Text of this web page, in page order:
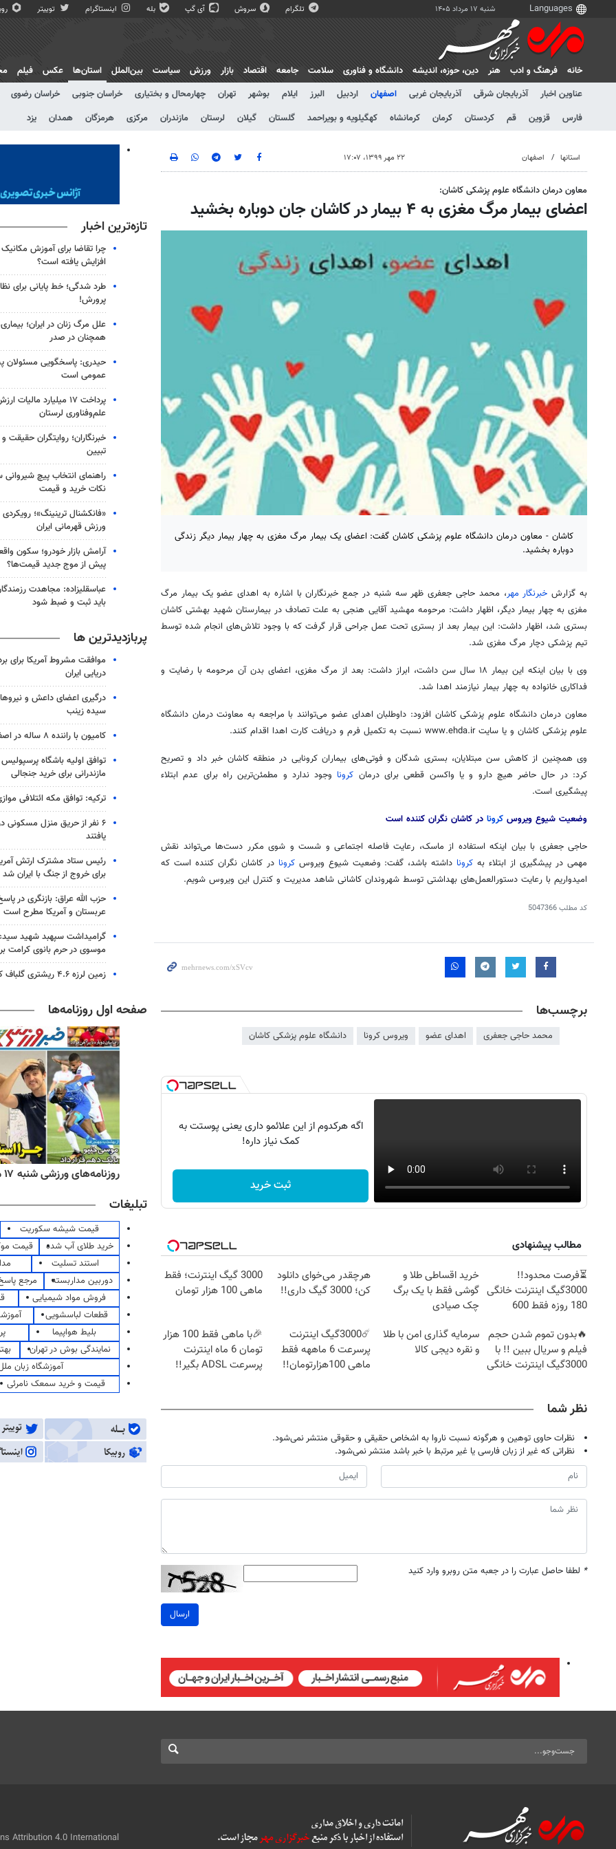
شنبه ۱۷ مرداد ۱۴۰۵ تلگرام سروش آی گپ بله اینستاگرام توییتر
خانه فرهنگ و ادب هنر دين، حوزه، انديشه دانشگاه و فناوری سلامت جامعه اقتصاد بازار ورزش سیاست بین‌الملل
استان‌ها
عناوین اخبار
آذربایجان شرقی آذربایجان غربی اصفهان اردبیل البرز ایلام بوشهر تهران چهارمحال و بختیاری خراسان جنوبی خراسان رضوی
فارس
قزوین قم کردستان کرمان کرمانشاه کهگیلویه و بویراحمد گلستان گیلان لرستان مازندران مرکزی هرمزگان همدان یزد
عکس فیلم
استانها اصفهان ۲۲ مهر ۱۳۹۹، ۱۷:۰۷
معاون درمان دانشگاه علوم پزشکی کاشان:
اعضای بیمار مرگ مغزی به ۴ بیمار در کاشان جان دوباره بخشید
کاشان - معاون درمان دانشگاه علوم پزشکی کاشان گفت: اعضای یک بیمار مرگ مغزی به چهار بیمار دیگر زندگی
دوباره بخشید.
به گزارشخبرنگار مهر، محمد حاجی جعفری ظهر سه شنبه در جمع خبرنگاران با اشاره به اهدای عضو یک بیمار مرگ
مغزی به چهار بیمار دیگر، اظهار داشت: مرحومه مهشید آقایی هنجیبه علت تصادف در بیمارستان شهید بهشتی کاشان
بستری شد، اظهار داشت: این بیمار بعد از بستری تحت عمل جراحی قرار گرفت که با وجود تلاش‌های انجام شده توسط
تیم پزشکی دچار مرگ مغزی شد.
وی با بیان اینکه این بیمار ۱۸ سال سن داشت، ابراز داشت: بعد از مرگ مغزی، اعضای بدن آن مرحومه با رضایت و
فداکاری خانواده به چهار بیمار نیازمند اهدا شد.
معاون درمان دانشگاه علوم پزشکی کاشان افزود: داوطلبان اهدای عضو می‌توانند با مراجعه به معاونت درمان دانشگاه
علوم پزشکی کاشان و یا سایت www.ehda.ir نسبت به تکمیل فرم و دریافت کارت اهدا اقدام کنند.
وی همچنین از کاهش سن مبتلایان، بستری شدگان و فوتی‌های بیماران کرونایی در منطقه کاشان خبر داد و تصریح
کرد: در حال حاضر هیچ دارو و یا واکسن قطعی برای درمان کرونا وجود ندارد و مطمئن‌ترین راه برای عدم ابتلاء
پیشگیری است.
وضعیت شیوع ویروس کرونا در کاشان نگران کننده است
حاجی جعفری با بیان اینکه استفاده از ماسک، رعایت فاصله اجتماعی و شست و شوی مکرر دست‌ها می‌تواند نقش
مهمی در پیشگیری از ابتلاء بهکرونا داشته باشد، گفت: وضعیت شیوع ویروسکرونا در کاشان نگران کننده است که
امیدواریم با رعایت دستورالعمل‌های بهداشتی توسط شهروندان کاشانی شاهد مدیریت و کنترل این ویروس شویم.
کد مطلب5047366
برچسب‌ها
محمد حاجی جعفری اهدای عضو ویروس کرونا دانشگاه علوم پزشکی کاشان
اگه هرکدوم از این علائمو داری یعنی پوستت به
کمک نیاز داره!
ثبت خرید
مطالب پیشنهادی
⏳فرصت محدود!!
3000گیگ اینترنت خانگی
180 روزه فقط 600
خرید اقساطی طلا و
گوشی فقط با یک برگ
چک صیادی
هرچقدر می‌خوای دانلود
کن؛ 3000 گیگ داری!!
3000 گیگ اینترنت؛ فقط
ماهی 100 هزار تومان
🔥بدون تموم شدن حجم
فیلم و سریال ببین !! با
3000گیگ اینترنت خانگی
سرمایه گذاری امن با طلا
و نقره دیجی کالا
☄️3000گیگ اینترنت
پرسرعت 6 ماههه فقط
ماهی 100هزارتومان!!
🎉با ماهی فقط 100 هزار
تومان 6 ماه اینترنت
پرسرعت ADSL بگیر!!
نظر شما
نظرات حاوی توهین و هرگونه نسبت ناروا به اشخاص حقیقی و حقوقی منتشر نمی‌شود.
نظراتی که غیر از زبان فارسی یا غیر مرتبط با خبر باشد منتشر نمی‌شود.
* لطفا حاصل عبارت را در جعبه متن روبرو وارد کنید
ارسال
تازه‌ترین اخبار
چرا تقاضا برای آموزش مکانیک
افزایش یافته است؟
طرد شدگی؛ خط پایانی برای
پرورش!
علل مرگ زنان در ایران؛
همچنان در صدر
حیدری: پاسخگویی مسئولان
عمومی است
پرداخت ۱۷ میلیارد
علم‌وفناوری لرستان
خبرنگاران؛ روایتگران حقیقت
تبیین
راهنمای انتخاب پیچ شیروانی
نکات خرید و قیمت
«فانکشنال ترینینگ»؛ رویکردی
ورزش قهرمانی ایران
آرامش بازار خودرو؛ سکون
پیش از موج جدید قیمت‌ها؟
عباسقلیزاده: مجاهدت
باید ثبت و ضبط شود
پربازدیدترین ها
موافقت مشروط آمریکا برای
دریایی ایران
درگیری اعضای داعش و
سیده زینب
کامیون با راننده ۸ ساله در اصفهان توقیف شد
توافق اولیه باشگاه
مازندرانی برای خرید جنجالی
ترکیه: توافق مکه ائتلافی
۶ نفر از حریق منزل
یافتند
رئیس ستاد مشترک ارتش
برای خروج از جنگ با ایران شد
حزب الله عراق: بازنگری در
عربستان و آمریکا مطرح است
گرامیداشت سپهبد شهید
موسوی در حرم بانوی کرامت
زمین لرزه ۴.۶ ریشتری گلباف کرمان را لرزاند
صفحه اول روزنامه‌ها
روزنامه‌های صبح شنبه ۱۷ مرداد ۱۴۰۵ روزنامه‌های اقتصادی شنبه ۱۷ مرداد ۱۴۰۵ روزنامه‌های ورزشی شنبه ۱۷ مرداد ۱۴۰۵
تبلیغات
قیمت شیشه سکوریت
خرید طلای آب شده
قیمت
استند تسلیت
دوربین مداربسته
مرجع
فروش مواد شیمیایی
قطعات لباسشویی
بلیط هواپیما
نمایندگی بوش در تهران
آموزشگاه زبان
قیمت و خرید سمعک نامرئی
Attribution 4.0 International